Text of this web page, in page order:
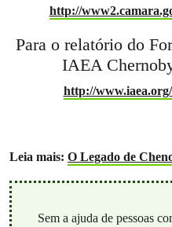
http://
Para o relatório do
IAEA
http://
Leia mais: O Legado de
Sem a ajuda de pessoas